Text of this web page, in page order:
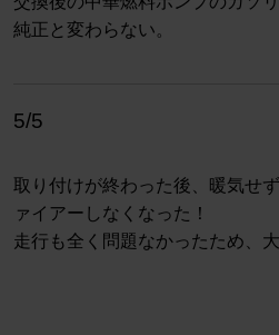
純正と変わらない。
5/5
取り付けが終わった後、暖気せ
ァイアーしなくなった！
走行も全く問題なかったため、大